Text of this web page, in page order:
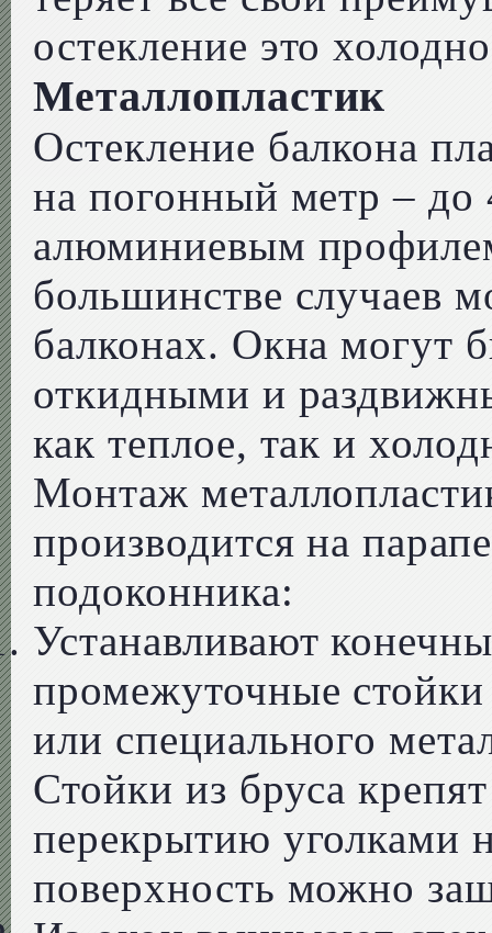
остекление это
Металлопластик
Остекление балкона
на погонный метр – до
алюминиевым
большинстве случаев
балконах. Окна могут
откидными и
как теплое, так и
Монтаж
производится на
подоконника:
Устанавливают
промежуточные
или специального
Стойки из бруса
перекрытию уголками
поверхность можно